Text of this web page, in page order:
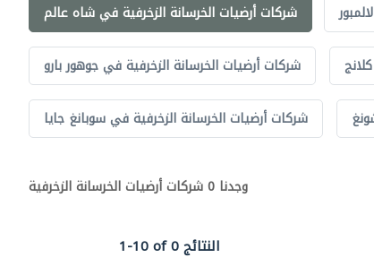
شركات أرضيات الخرسانة الزخرفية في شاه عالم
شركات أرضيات الخرسانة الزخرفية في جوهور بارو
شركات أرضيات الخرسانة الزخرفية في سوبانغ جايا
وجدنا 0 شركات أرضيات الخرسانة الزخرفية
1-10 of 0 النتائج